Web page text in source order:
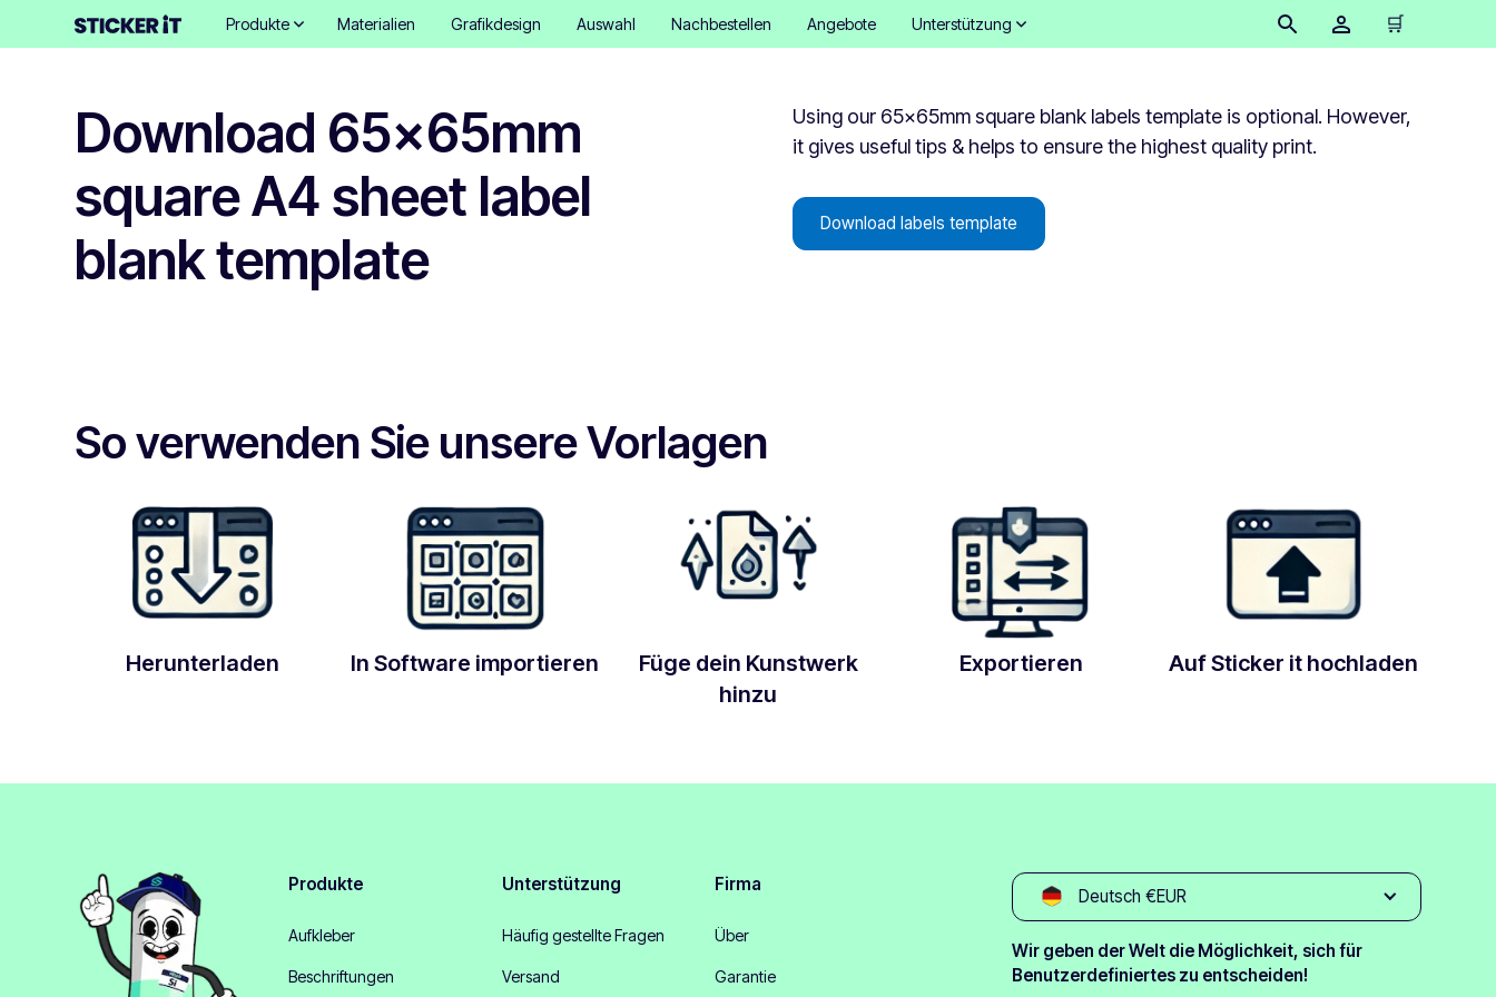
Produkte Materialien Grafikdesign Auswahl Nachbestellen Angebote Unterstützung 🛒
Download 65x65mm
square A4 sheet label
blank template
Using our 65x65mm square blank labels template is optional. However,
it gives useful tips & helps to ensure the highest quality print.
Download labels template
So verwenden Sie unsere Vorlagen
Herunterladen In Software importieren
Füge dein Kunstwerk
hinzu
Exportieren Auf Sticker it hochladen
Produkte
Aufkleber
Beschriftungen
Unterstützung
Häufig gestellte Fragen
Versand
Firma
Über
Garantie
Deutsch €EUR
Wir geben der Welt die Möglichkeit, sich für
Benutzerdefiniertes zu entscheiden!